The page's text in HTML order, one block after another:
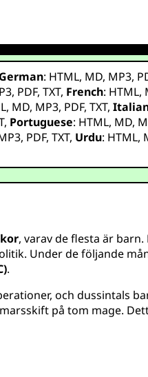
German: HTML, MD, MP3,
, PDF,TXT, French: HTML,
, MD, MP3, PDF,TXT,
, Portuguese: HTML, MD,
, PDF,TXT, Urdu: HTML,
, varav de flesta är
Under de följande
.
och dussintals
på tom mage.